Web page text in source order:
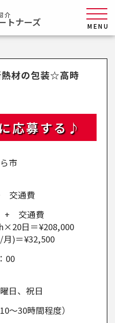
介
トナーズ MENU
熱材の包装☆高時
応募する♪
市
通費
+ 交通費
日＝¥208,000
)＝¥32,500
00
、祝日
30時間程度）